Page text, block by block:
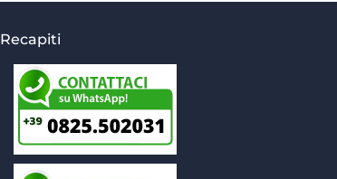
Recapiti